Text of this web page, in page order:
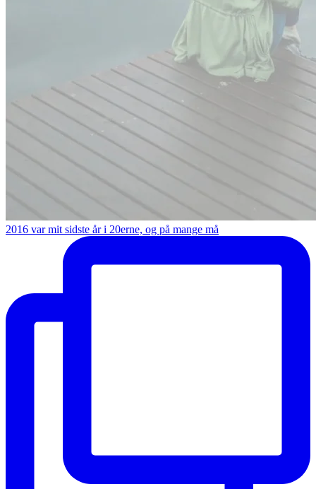
2016 var mit sidste år i 20erne, og på mange må